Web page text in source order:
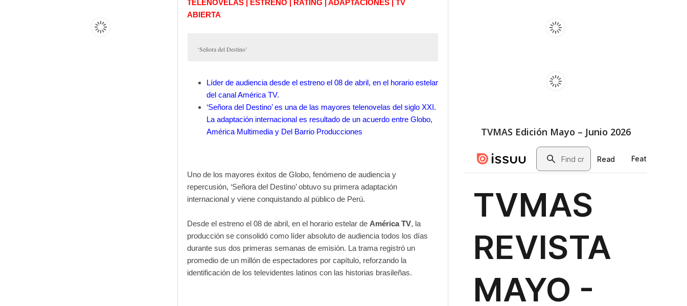
TELENOVELAS | ESTRENO | RATING | ADAPTACIONES | TV
ABIERTA
‘Señora del Destino’
Líder de audiencia desde el estreno el 08 de abril, en el horario estelar
del canal América TV.
‘Señora del Destino’ es una de las mayores telenovelas del siglo XXI.
La adaptación internacional es resultado de un acuerdo entre Globo,
América Multimedia y Del Barrio Producciones
Uno de los mayores éxitos de Globo, fenómeno de audiencia y
repercusión, ‘Señora del Destino’ obtuvo su primera adaptación
internacional y viene conquistando al público de Perú.
Desde el estreno el 08 de abril, en el horario estelar de América TV, la
producción se consolidó como líder absoluto de audiencia todos los días
durante sus dos primeras semanas de emisión. La trama registró un
promedio de un millón de espectadores por capítulo, reforzando la
identificación de los televidentes latinos con las historias brasileñas.
TVMAS Edición Mayo – Junio 2026